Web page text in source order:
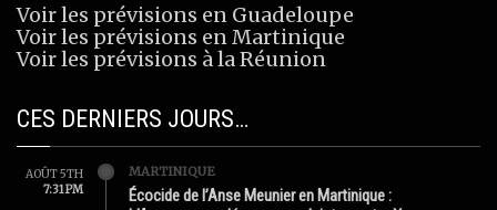
Voir les prévisions en Guadeloupe
Voir les prévisions en Martinique
Voir les prévisions à la Réunion
CES DERNIERS JOURS…
AOÛT 5TH
7:31 PM
MARTINIQUE
Écocide de l’Anse Meunier en Martinique :